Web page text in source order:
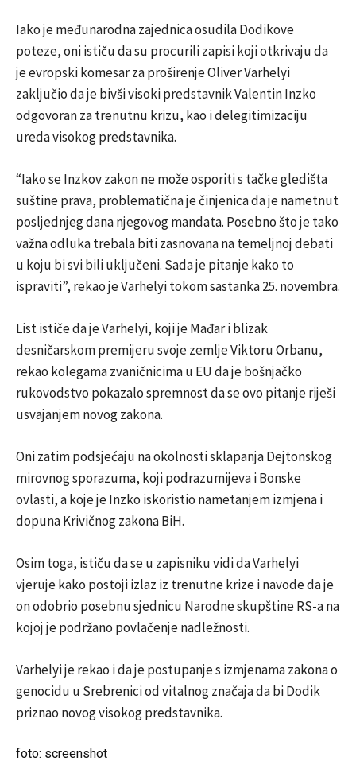
Iako je međunarodna zajednica osudila Dodikove
poteze, oni ističu da su procurili zapisi koji otkrivaju da
je evropski komesar za proširenje Oliver Varhelyi
zaključio da je bivši visoki predstavnik Valentin Inzko
odgovoran za trenutnu krizu, kao i delegitimizaciju
ureda visokog predstavnika.
“Iako se Inzkov zakon ne može osporiti s tačke gledišta
suštine prava, problematična je činjenica da je nametnut
posljednjeg dana njegovog mandata. Posebno što je tako
važna odluka trebala biti zasnovana na temeljnoj debati
u koju bi svi bili uključeni. Sada je pitanje kako to
ispraviti”, rekao je Varhelyi tokom sastanka 25. novembra.
List ističe da je Varhelyi, koji je Mađar i blizak
desničarskom premijeru svoje zemlje Viktoru Orbanu,
rekao kolegama zvaničnicima u EU da je bošnjačko
rukovodstvo pokazalo spremnost da se ovo pitanje riješi
usvajanjem novog zakona.
Oni zatim podsjećaju na okolnosti sklapanja Dejtonskog
mirovnog sporazuma, koji podrazumijeva i Bonske
ovlasti, a koje je Inzko iskoristio nametanjem izmjena i
dopuna Krivičnog zakona BiH.
Osim toga, ističu da se u zapisniku vidi da Varhelyi
vjeruje kako postoji izlaz iz trenutne krize i navode da je
on odobrio posebnu sjednicu Narodne skupštine RS-a na
kojoj je podržano povlačenje nadležnosti.
Varhelyi je rekao i da je postupanje s izmjenama zakona o
genocidu u Srebrenici od vitalnog značaja da bi Dodik
priznao novog visokog predstavnika.
foto: screenshot